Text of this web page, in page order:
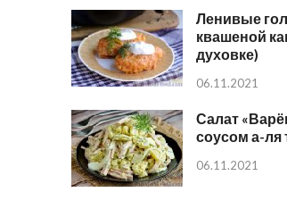
Ленивые
квашеной
духовке)
06.11.2021
Салат
соусом а-ля
06.11.2021